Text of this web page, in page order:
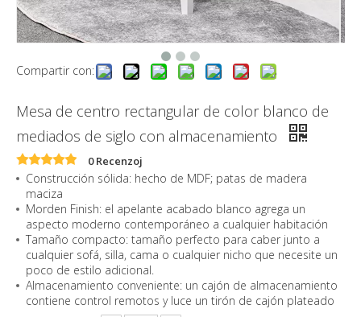
Compartir con:
Mesa de centro rectangular de color blanco de
mediados de siglo con almacenamiento
0 Recenzoj
Construcción sólida: hecho de MDF; patas de madera
maciza
Morden Finish: el apelante acabado blanco agrega un
aspecto moderno contemporáneo a cualquier habitación
Tamaño compacto: tamaño perfecto para caber junto a
cualquier sofá, silla, cama o cualquier nicho que necesite un
poco de estilo adicional.
Almacenamiento conveniente: un cajón de almacenamiento
contiene control remotos y luce un tirón de cajón plateado